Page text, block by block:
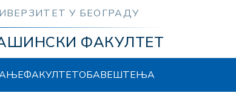
У БЕОГРАДУ
ФАКУЛТЕТ
ФАКУЛТЕТОБАВЕШТЕЊА